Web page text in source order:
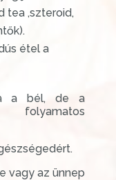
tea ,szteroid,
étel a
a bél, de a
folyamatos
vagy az ünnep